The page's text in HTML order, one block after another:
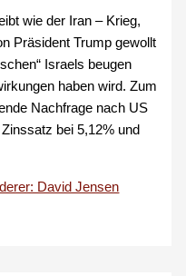
wie der Iran – Krieg,
Präsident Trump gewollt
Israels beugen
haben wird. Zum
Nachfrage nach US
bei 5,12% und
David Jensen